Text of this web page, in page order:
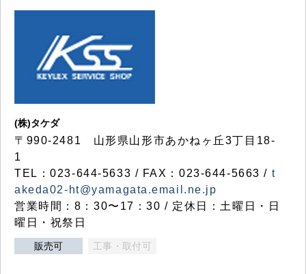
(株)タケダ
〒990-2481 山形県山形市あかねヶ丘3丁目18-
1
TEL：023-644-5633 / FAX：023-644-5663 / t
akeda02-ht@yamagata.email.ne.jp
営業時間：8：30〜17：30 / 定休日：土曜日・日
曜日・祝祭日
販売可 工事・取付可